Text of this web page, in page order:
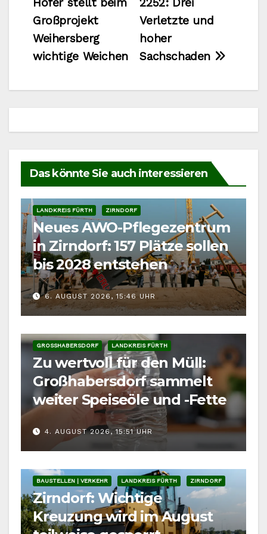
2252: Drei
Verletzte und
hoher
Sachschaden
Höfer stellt beim
Großprojekt
Weihersberg
wichtige Weichen
Das könnte Sie auch interessieren
LANDKREIS FÜRTH ZIRNDORF
Neues AWO-Pflegezentrum
in Zirndorf: 157 Plätze sollen
bis 2028 entstehen
6. AUGUST 2026, 15:46 UHR
GROSSHABERSDORF LANDKREIS FÜRTH
Zu wertvoll für den Müll:
Großhabersdorf sammelt
weiter Speiseöle und -Fette
4. AUGUST 2026, 15:51 UHR
BAUSTELLEN | VERKEHR LANDKREIS FÜRTH ZIRNDORF
Zirndorf: Wichtige
Kreuzung wird im August